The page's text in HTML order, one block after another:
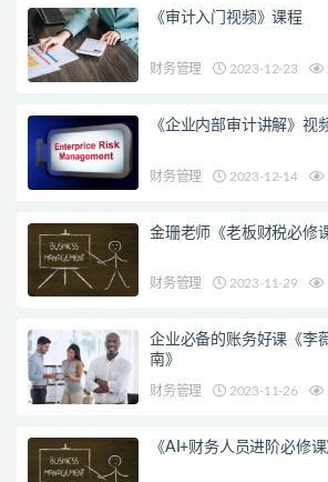
《审计入门视频》课程
财务管理 2023-12-23
《企业内部审计讲解》视
财务管理 2023-12-14
金珊老师《老板财税必修
财务管理 2023-11-29
企业必备的账务好课《李
南》
财务管理 2023-11-26
《AI+财务人员进阶必修